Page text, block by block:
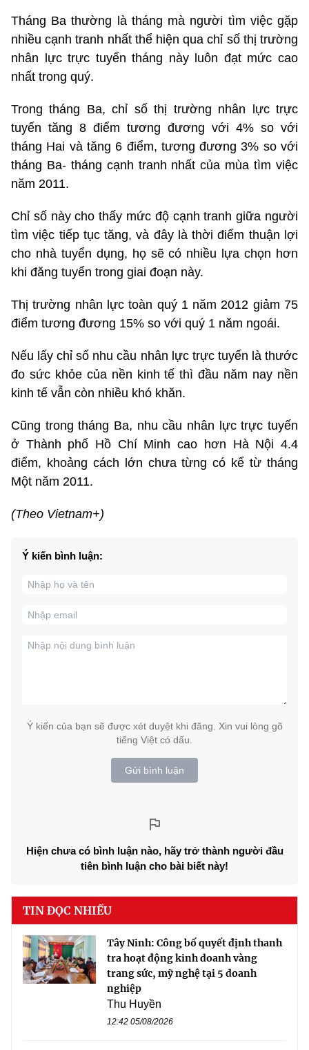
Tháng Ba thường là tháng mà người tìm việc gặp
nhiều cạnh tranh nhất thể hiện qua chỉ số thị trường
nhân lực trực tuyến tháng này luôn đạt mức cao
nhất trong quý.
Trong tháng Ba, chỉ số thị trường nhân lực trực
tuyến tăng 8 điểm tương đương với 4% so với
tháng Hai và tăng 6 điểm, tương đương 3% so với
tháng Ba- tháng cạnh tranh nhất của mùa tìm việc
năm 2011.
Chỉ số này cho thấy mức độ cạnh tranh giữa người
tìm việc tiếp tục tăng, và đây là thời điểm thuận lợi
cho nhà tuyển dụng, họ sẽ có nhiều lựa chọn hơn
khi đăng tuyển trong giai đoạn này.
Thị trường nhân lực toàn quý 1 năm 2012 giảm 75
điểm tương đương 15% so với quý 1 năm ngoái.
Nếu lấy chỉ số nhu cầu nhân lực trực tuyến là thước
đo sức khỏe của nền kinh tế thì đầu năm nay nền
kinh tế vẫn còn nhiều khó khăn.
Cũng trong tháng Ba, nhu cầu nhân lực trực tuyến
ở Thành phố Hồ Chí Minh cao hơn Hà Nội 4.4
điểm, khoảng cách lớn chưa từng có kể từ tháng
Một năm 2011.
(Theo Vietnam+)
Ý kiến bình luận:
Ý kiến của bạn sẽ được xét duyệt khi đăng. Xin vui lòng gõ
tiếng Việt có dấu.
Gửi bình luận
Hiện chưa có bình luận nào, hãy trở thành người đầu
tiên bình luận cho bài biết này!
TIN ĐỌC NHIỀU
Tây Ninh: Công bố quyết định thanh
tra hoạt động kinh doanh vàng
trang sức, mỹ nghệ tại 5 doanh
nghiệp
Thu Huyền
12:42 05/08/2026